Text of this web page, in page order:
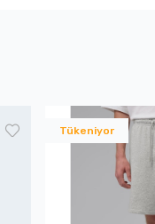
Tükeniyor